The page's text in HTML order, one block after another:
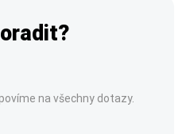
na všechny dotazy.